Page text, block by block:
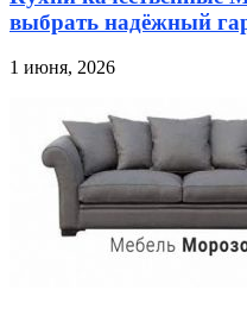
выбрать надёжный
1 июня, 2026